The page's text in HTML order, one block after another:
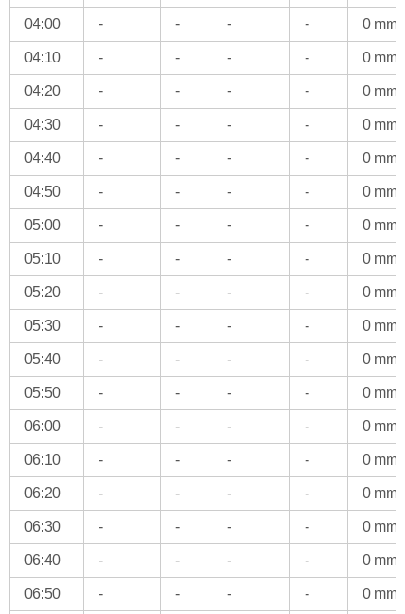
04:00 - - - - 0 mm
04:10 - - - - 0 mm
04:20 - - - - 0 mm
04:30 - - - - 0 mm
04:40 - - - - 0 mm
04:50 - - - - 0 mm
05:00 - - - - 0 mm
05:10 - - - - 0 mm
05:20 - - - - 0 mm
05:30 - - - - 0 mm
05:40 - - - - 0 mm
05:50 - - - - 0 mm
06:00 - - - - 0 mm
06:10 - - - - 0 mm
06:20 - - - - 0 mm
06:30 - - - - 0 mm
06:40 - - - - 0 mm
06:50 - - - - 0 mm